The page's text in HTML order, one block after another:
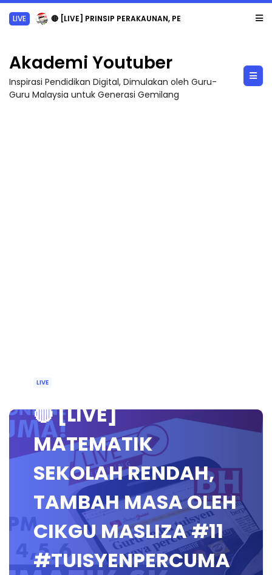
LIVE 🔴 [LIVE] PRINSIP PERAKAUNAN, PECUT SKOR SOALAN 1 TRIAL OLEH CIKGU WAN...
Akademi Youtuber
Inspirasi Pendidikan Digital, Dimulakan oleh Guru-
Guru Malaysia untuk Generasi Gemilang
LIVE
🔴 [LIVE]
MATEMATIK
SEKOLAH RENDAH,
TAMBAH MASA OLEH
CIKGU MASLIZA #11
#TUISYENPERCUMA